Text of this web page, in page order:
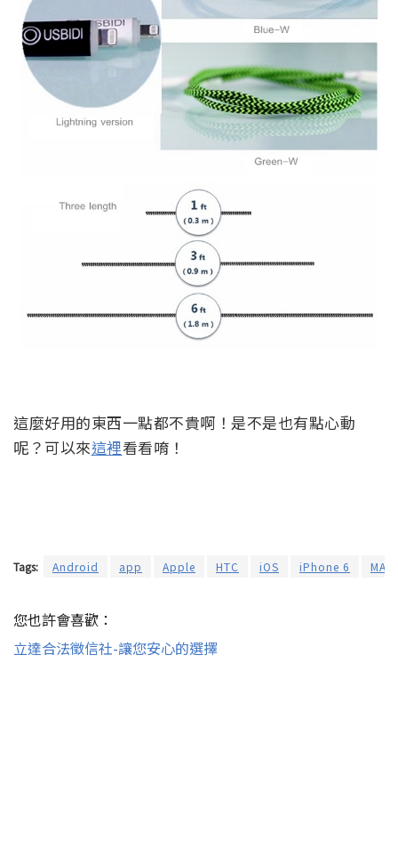
這麼好用的東西一點都不貴啊！是不是也有點心動
呢？可以來這裡看看唷！
Tags: Android app Apple HTC iOS iPhone 6 MAC
您也許會喜歡：
立達合法徵信社-讓您安心的選擇